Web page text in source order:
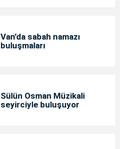
Van’da sabah namazı
buluşmaları
Sülün Osman Müzikali
seyirciyle buluşuyor